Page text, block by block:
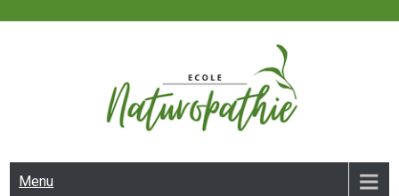
ECOLE NATUROPATHIE
Menu